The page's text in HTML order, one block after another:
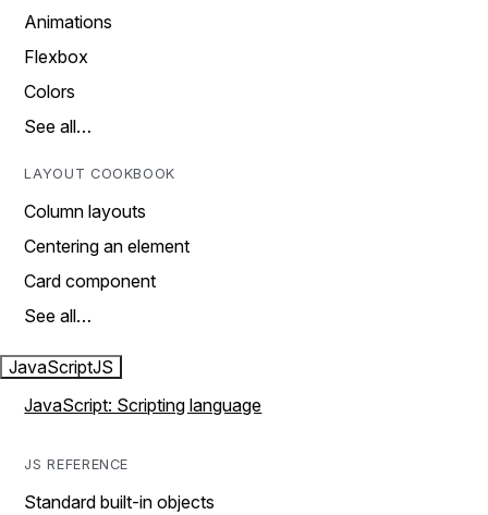
Animations
Flexbox
Colors
See all…
LAYOUT COOKBOOK
Column layouts
Centering an element
Card component
See all…
JavaScriptJS
JavaScript: Scripting language
JS REFERENCE
Standard built-in objects